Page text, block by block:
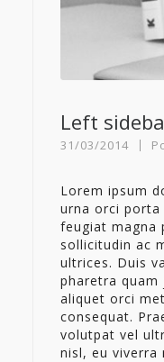
Left
31/03/2014
Lorem ipsum
urna orci porta
feugiat magna
sollicitudin ac
ultrices. Duis
pharetra
aliquet orci
consequat.
volutpat vel
nisl, eu viverra